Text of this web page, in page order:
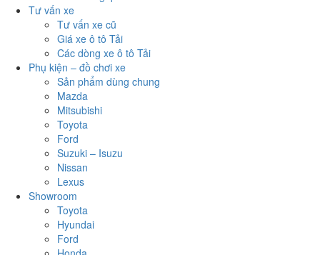
Tư vấn xe
Tư vấn xe cũ
Giá xe ô tô Tải
Các dòng xe ô tô Tải
Phụ kiện – đồ chơi xe
Sản phẩm dùng chung
Mazda
Mitsubishi
Toyota
Ford
Suzuki – Isuzu
Nissan
Lexus
Showroom
Toyota
Hyundai
Ford